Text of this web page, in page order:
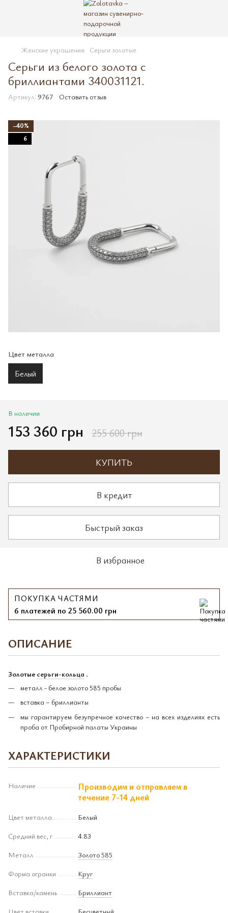
Женские украшения Серьги золотые
Серьги из белого золота с
бриллиантами 340031121.
Артикул: 9767 Оставить отзыв
−40%
6
Цвет металла
Белый
В наличии
153 360 грн 255 600 грн
КУПИТЬ
В кредит
Быстрый заказ
В избранное
ПОКУПКА ЧАСТЯМИ
6 платежей по 25 560.00 грн
ОПИСАНИЕ
Золотые серьги-кольца .
металл - белое золото 585 пробы
вставка – бриллианты
мы гарантируем безупречное качество – на всех изделиях есть
проба от Пробирной палаты Украины
ХАРАКТЕРИСТИКИ
Наличие
Производим и отправляем в
течение 7-14 дней
Цвет металла
Белый
Средний вес, г
4.83
Металл
Золото 585
Форма огранки
Круг
Вставка/камень
Бриллиант